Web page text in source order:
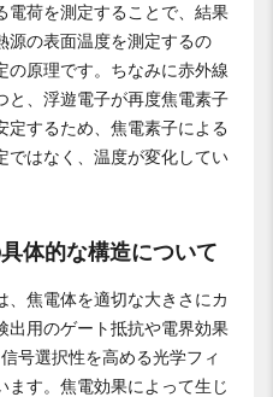
電荷を測定することで、結果
源の表面温度を測定するの
の原理です。ちなみに赤外線
と、浮遊電子が再度焦電素子
定するため、焦電素子による
ではなく、温度が変化してい
体的な構造について
、焦電体を適切な大きさにカ
出用のゲート抵抗や電界効果
号選択性を高める光学フィ
ます。焦電効果によって生じ